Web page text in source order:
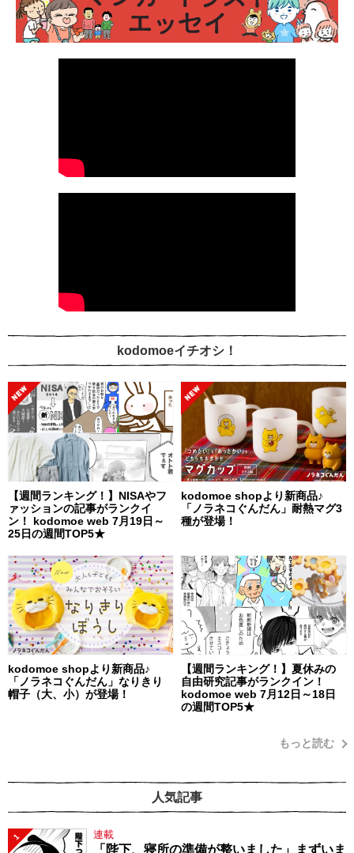
kodomoeイチオシ！
【週間ランキング！】NISAやフ
ァッションの記事がランクイ
ン！ kodomoe web 7月19日～
25日の週間TOP5★
kodomoe shopより新商品♪
「ノラネコぐんだん」耐熱マグ3
種が登場！
kodomoe shopより新商品♪
「ノラネコぐんだん」なりきり
帽子（大、小）が登場！
【週間ランキング！】夏休みの
自由研究記事がランクイン！
kodomoe web 7月12日～18日
の週間TOP5★
もっと読む
人気記事
1 連載
「陛下、寝所の準備が整いました」まずいま